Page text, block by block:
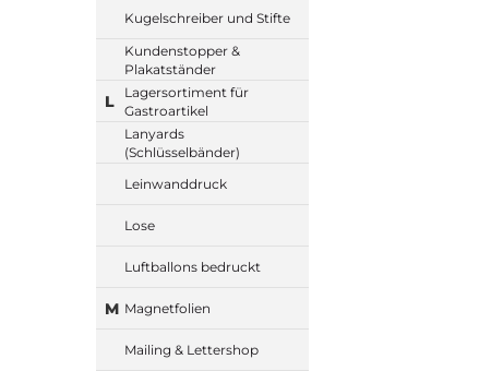
Kugelschreiber und Stifte
Kundenstopper &
Plakatständer
L
Lagersortiment für
Gastroartikel
Lanyards
(Schlüsselbänder)
Leinwanddruck
Lose
Luftballons bedruckt
M Magnetfolien
Mailing & Lettershop